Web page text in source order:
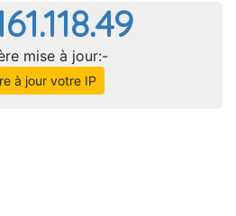
mise à jour:-
à jour votre IP